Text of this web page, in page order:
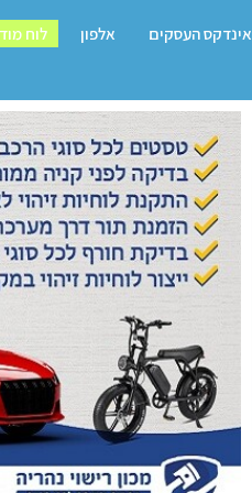
אינדקס העסקים אלפון לוח